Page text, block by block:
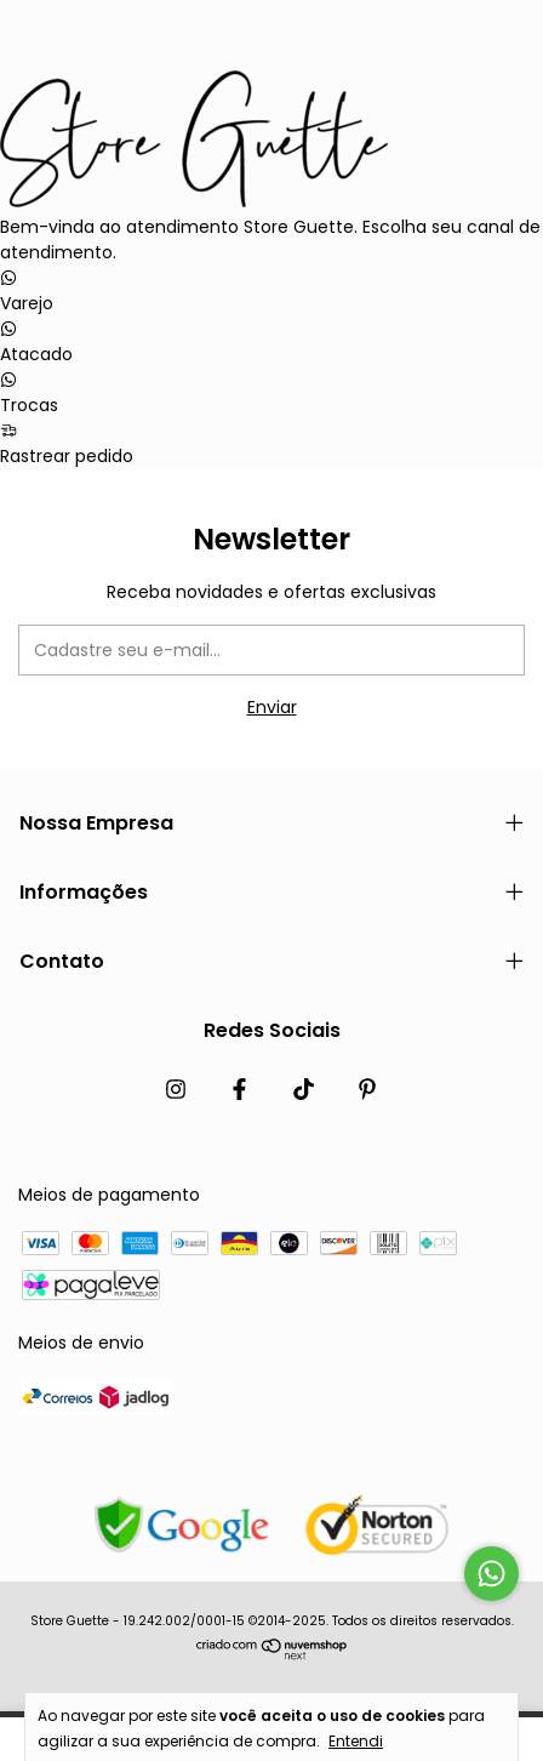
Ao navegar por este sitevocê aceita o uso de cookiespara
agilizar a sua experiência de compra. Entendi
Bem-vinda ao atendimento Store Guette. Escolha seu canal de
atendimento.
Varejo
Atacado
Trocas
Rastrear pedido
Newsletter
Receba novidades e ofertas exclusivas
Nossa Empresa
Informações
Contato
Redes Sociais
Meios de pagamento
Meios de envio
Store Guette - 19.242.002/0001-15 ©2014-2025. Todos os direitos reservados.